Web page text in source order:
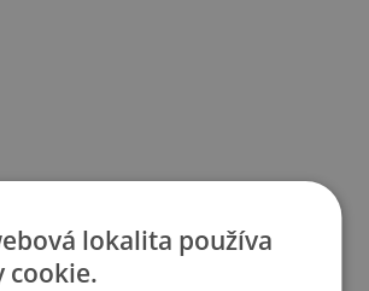
sieťovinou s lepidlom
cm
lokalita používa
cookie.